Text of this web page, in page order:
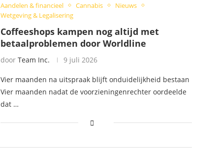
Aandelen & financieel Cannabis
Nieuws
Wetgeving & Legalisering
Coffeeshops kampen nog altijd met
betaalproblemen door Worldline
door Team Inc. 9 juli 2026
Vier maanden na uitspraak blijft onduidelijkheid bestaan
Vier maanden nadat de voorzieningenrechter oordeelde
dat …